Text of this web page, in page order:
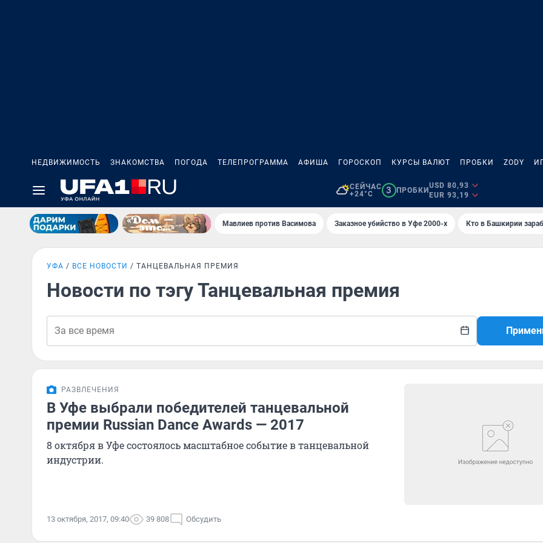
НЕДВИЖИМОСТЬ ЗНАКОМСТВА ПОГОДА ТЕЛЕПРОГРАММА АФИША ГОРОСКОП КУРСЫ ВАЛЮТ ПРОБКИ ZODY
СЕЙЧАС
+24°C
3 ПРОБКИ
USD 80,93
EUR 93,19
Мавлиев против Васимова Заказное убийство в Уфе 2000-х Кто в Башкирии
УФА ВСЕ НОВОСТИ ТАНЦЕВАЛЬНАЯ ПРЕМИЯ
Новости по тэгу Танцевальная премия
РАЗВЛЕЧЕНИЯ
В Уфе выбрали победителей танцевальной
премии Russian Dance Awards — 2017
8 октября в Уфе состоялось масштабное событие в танцевальной
индустрии.
13 октября, 2017, 09:40 39 808 Обсудить